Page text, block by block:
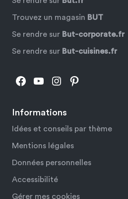
Informations
Idées et conseils par thème
Mentions légales
Données personnelles
Accessibilité
Gérer mes cookies
Trouvez un magasin BUT
Se rendre sur But-corporate.fr
Se rendre sur But-cuisines.fr
Facebook
YouTube
Instagram
Pinterest